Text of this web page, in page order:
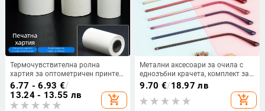
Термочувствителна ролна
хартия за оптометричен принтер,
модел 805633, хартия, офис
6.77 - 6.93 €/
13.24 - 13.55 лв
add_shopping_cart
Метални аксесоари за очила с
еднозъбни крачета, комплект за
ремонт на рамка, универсална
съвместимост с късогледство
9.70 €/18.97 лв
add_shopping_cart